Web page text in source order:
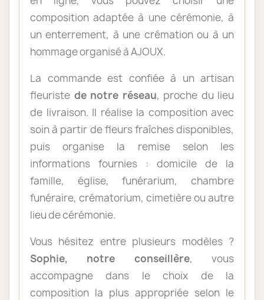
composition adaptée à une cérémonie, à
un enterrement, à une crémation ou à un
hommage organisé à AJOUX.
La commande est confiée à un artisan
fleuriste de notre réseau, proche du lieu
de livraison. Il réalise la composition avec
soin à partir de fleurs fraîches disponibles,
puis organise la remise selon les
informations fournies : domicile de la
famille, église, funérarium, chambre
funéraire, crématorium, cimetière ou autre
lieu de cérémonie.
Vous hésitez entre plusieurs modèles ?
Sophie, notre conseillère, vous
accompagne dans le choix de la
composition la plus appropriée selon le